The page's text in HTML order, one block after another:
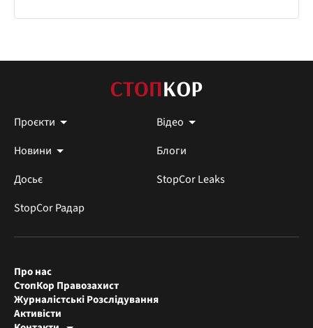
Проєкти
Відео
Новини
Блоги
Досьє
StopCor Leaks
StopCor Радар
Про нас
СтопКор Правозахист
Журналістські Розслідування
Активісти